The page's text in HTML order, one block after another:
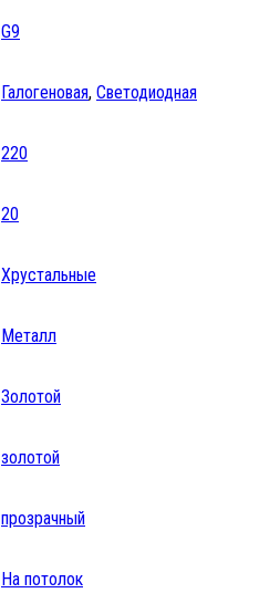
G9
Галогеновая, Светодиодная
220
20
Хрустальные
Металл
Золотой
золотой
прозрачный
На потолок